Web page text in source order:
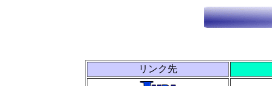
リンク先